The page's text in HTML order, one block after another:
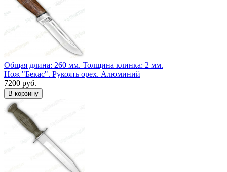
Общая длина: 260 мм. Толщина клинка: 2 мм.
Нож "Бекас". Рукоять орех. Алюминий
7200 руб.